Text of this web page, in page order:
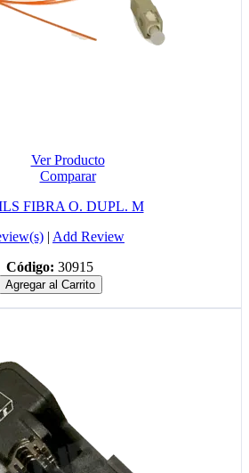
Ver Producto
Comparar
FIBRA O. DUPL. M
| Add Review
Código: 30915
Agregar al Carrito